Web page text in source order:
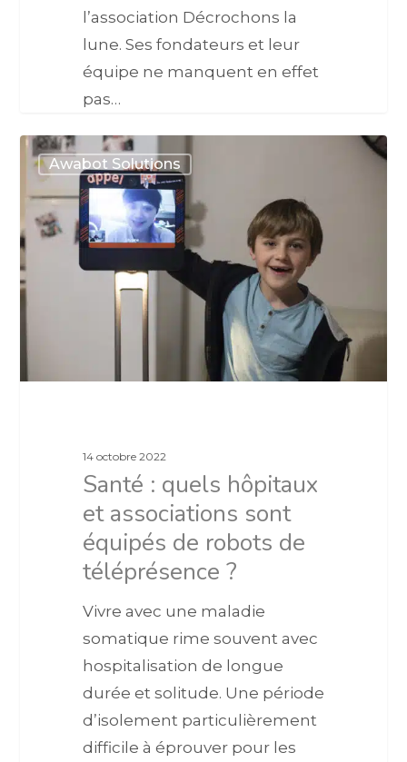
l’association Décrochons la
lune. Ses fondateurs et leur
équipe ne manquent en effet
pas…
Awabot Solutions
14 octobre 2022
Santé : quels hôpitaux
et associations sont
équipés de robots de
téléprésence ?
Vivre avec une maladie
somatique rime souvent avec
hospitalisation de longue
durée et solitude. Une période
d’isolement particulièrement
difficile à éprouver pour les